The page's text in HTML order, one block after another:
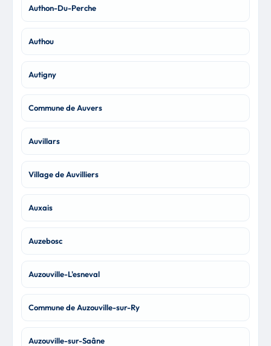
Authon-Du-Perche
Authou
Autigny
Commune de Auvers
Auvillars
Village de Auvilliers
Auxais
Auzebosc
Auzouville-L'esneval
Commune de Auzouville-sur-Ry
Auzouville-sur-Saâne